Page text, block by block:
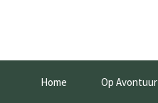
Home Op Avontuur